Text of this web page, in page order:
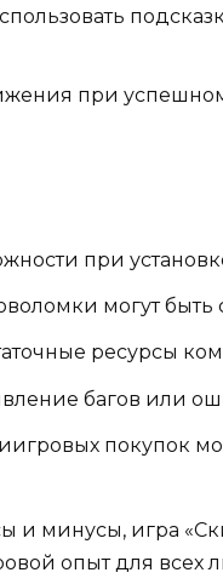
при
при
могут
ресурсы
багов или
покупок
и минусы, игра
опыт для всех